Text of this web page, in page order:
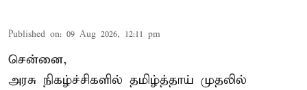
Published on: 09 Aug 2026, 12:11 pm
சென்னை,
அரசு நிகழ்ச்சிகளில் தமிழ்த்தாய் முதலில்